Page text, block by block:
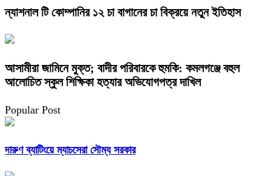
ন্যাশনাল টি কোম্পানির ১২ চা বাগানের চা বিক্রয়ে নতুন ইতিহাস
আসামীরা জামিনে মুক্ত; বাদীর পরিবারকে হুমকি: কমলগঞ্জে বহুল
আলোচিত স্কুল শিক্ষিকা হত্যার অভিযোগপত্র দাখিল
Popular Post
দারুণ ব্যাটিংয়ে ম্যাচসেরা সৌম্য সরকার